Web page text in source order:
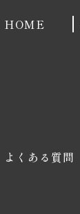
HOME
よくある質問